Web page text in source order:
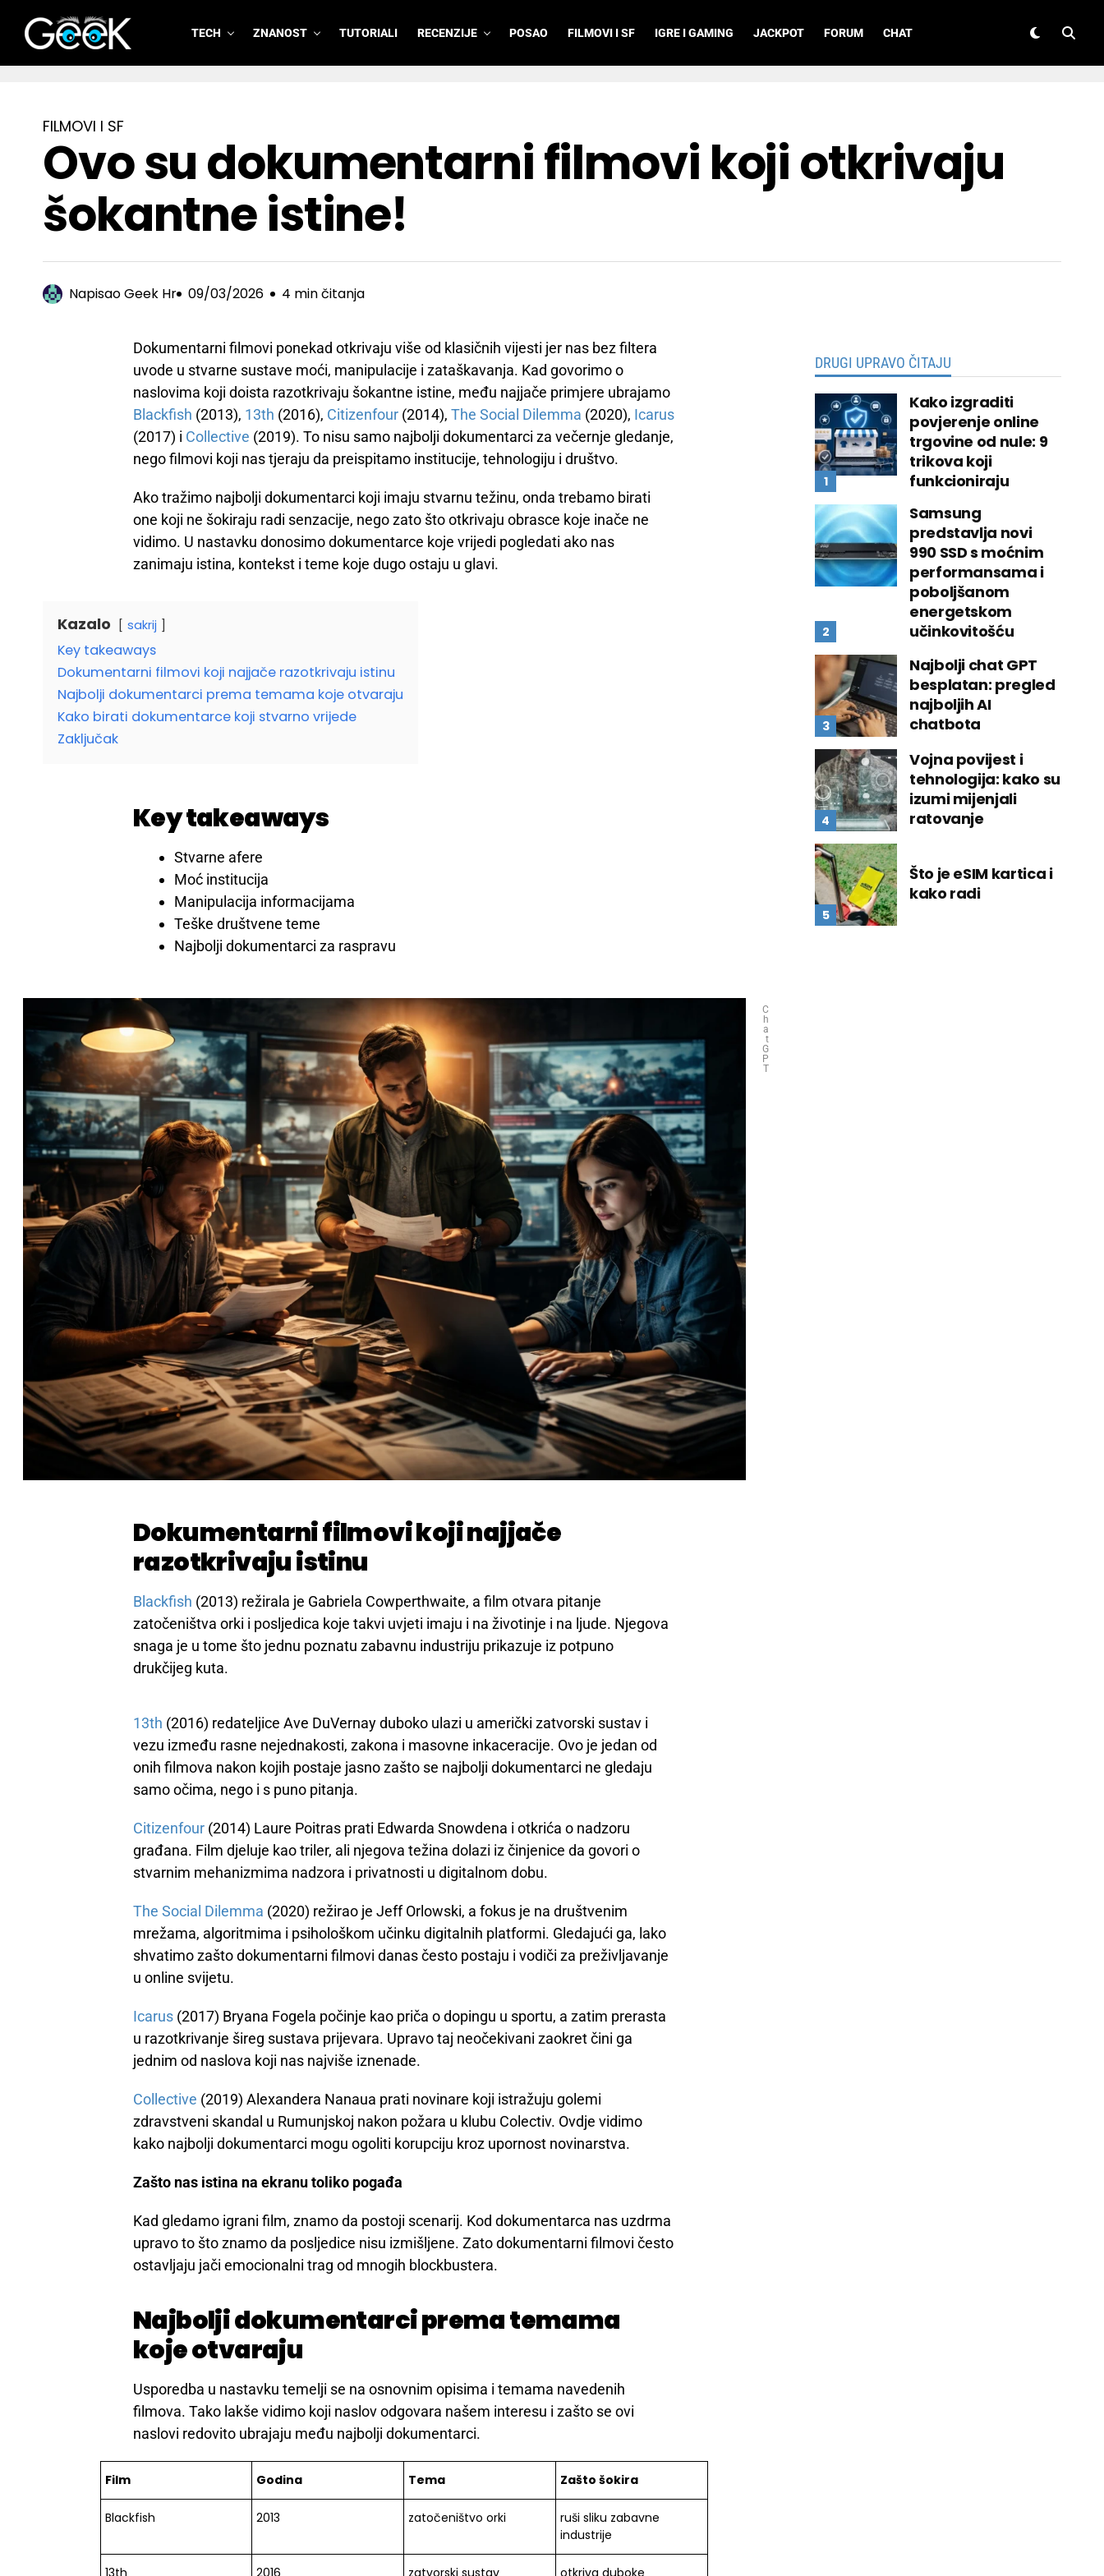
GeeK.hr
TECH ZNANOST TUTORIALI RECENZIJE POSAO FILMOVI I SF IGRE I GAMING JACKPOT FORUM CHAT
FILMOVI I SF
Ovo su dokumentarni filmovi koji otkrivaju
šokantne istine!
NapisaoGeek Hr 09/03/2026 4 min čitanja
Dokumentarni filmovi ponekad otkrivaju više od klasičnih vijesti jer nas bez filtera
uvode u stvarne sustave moći, manipulacije i zataškavanja. Kad govorimo o
naslovima koji doista razotkrivaju šokantne istine, među najjače primjere ubrajamo
Blackfish (2013), 13th (2016), Citizenfour (2014), The Social Dilemma (2020), Icarus
(2017) i Collective (2019). To nisu samo najbolji dokumentarci za večernje gledanje,
nego filmovi koji nas tjeraju da preispitamo institucije, tehnologiju i društvo.
Ako tražimo najbolji dokumentarci koji imaju stvarnu težinu, onda trebamo birati
one koji ne šokiraju radi senzacije, nego zato što otkrivaju obrasce koje inače ne
vidimo. U nastavku donosimo dokumentarce koje vrijedi pogledati ako nas
zanimaju istina, kontekst i teme koje dugo ostaju u glavi.
Kazalo sakrij
Key takeaways
Dokumentarni filmovi koji najjače razotkrivaju istinu
Najbolji dokumentarci prema temama koje otvaraju
Kako birati dokumentarce koji stvarno vrijede
Zaključak
Key takeaways
Stvarne afere
Moć institucija
Manipulacija informacijama
Teške društvene teme
Najbolji dokumentarci za raspravu
C
h
a
t
G
P
T
Dokumentarni filmovi koji najjače
razotkrivaju istinu
Blackfish (2013) režirala je Gabriela Cowperthwaite, a film otvara pitanje
zatočeništva orki i posljedica koje takvi uvjeti imaju i na životinje i na ljude. Njegova
snaga je u tome što jednu poznatu zabavnu industriju prikazuje iz potpuno
drukčijeg kuta.
13th (2016) redateljice Ave DuVernay duboko ulazi u američki zatvorski sustav i
vezu između rasne nejednakosti, zakona i masovne inkaceracije. Ovo je jedan od
onih filmova nakon kojih postaje jasno zašto se najbolji dokumentarci ne gledaju
samo očima, nego i s puno pitanja.
Citizenfour (2014) Laure Poitras prati Edwarda Snowdena i otkrića o nadzoru
građana. Film djeluje kao triler, ali njegova težina dolazi iz činjenice da govori o
stvarnim mehanizmima nadzora i privatnosti u digitalnom dobu.
The Social Dilemma (2020) režirao je Jeff Orlowski, a fokus je na društvenim
mrežama, algoritmima i psihološkom učinku digitalnih platformi. Gledajući ga, lako
shvatimo zašto dokumentarni filmovi danas često postaju i vodiči za preživljavanje
u online svijetu.
Icarus (2017) Bryana Fogela počinje kao priča o dopingu u sportu, a zatim prerasta
u razotkrivanje šireg sustava prijevara. Upravo taj neočekivani zaokret čini ga
jednim od naslova koji nas najviše iznenade.
Collective (2019) Alexandera Nanaua prati novinare koji istražuju golemi
zdravstveni skandal u Rumunjskoj nakon požara u klubu Colectiv. Ovdje vidimo
kako najbolji dokumentarci mogu ogoliti korupciju kroz upornost novinarstva.
Zašto nas istina na ekranu toliko pogađa
Kad gledamo igrani film, znamo da postoji scenarij. Kod dokumentarca nas uzdrma
upravo to što znamo da posljedice nisu izmišljene. Zato dokumentarni filmovi često
ostavljaju jači emocionalni trag od mnogih blockbustera.
Najbolji dokumentarci prema temama
koje otvaraju
Usporedba u nastavku temelji se na osnovnim opisima i temama navedenih
filmova. Tako lakše vidimo koji naslov odgovara našem interesu i zašto se ovi
naslovi redovito ubrajaju među najbolji dokumentarci.
Film Godina Tema Zašto šokira
Blackfish 2013 zatočeništvo orki
ruši sliku zabavne
industrije
13th 2016 zatvorski sustav
otkriva duboke
DRUGI UPRAVO ČITAJU
Kako izgraditi
povjerenje online
trgovine od nule: 9
trikova koji
funkcioniraju
Samsung
predstavlja novi
990 SSD s moćnim
performansama i
poboljšanom
energetskom
učinkovitošću
Najbolji chat GPT
besplatan: pregled
najboljih AI
chatbota
Vojna povijest i
tehnologija: kako su
izumi mijenjali
ratovanje
Što je eSIM kartica i
kako radi